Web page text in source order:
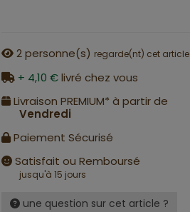
2personne(s) regarde(nt) cet article
+ 4,10 €livré chez vous
Livraison PREMIUM* à partir de
Vendredi
Paiement Sécurisé
Satisfait ou Remboursé
jusqu'à 15 jours
une question sur cet article ?